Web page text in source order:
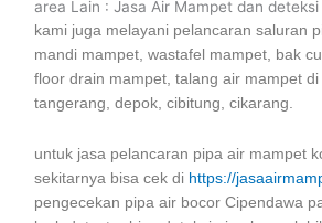
area Lain : Jasa Air Mampet dan
kami juga melayani pelancaran saluran
mandi mampet, wastafel mampet, bak
floor drain mampet, talang air mampet
tangerang, depok, cibitung, cikarang.
untuk jasa pelancaran pipa air mampet
sekitarnya bisa cek di https://
pengecekan pipa air bocor Cipendawa